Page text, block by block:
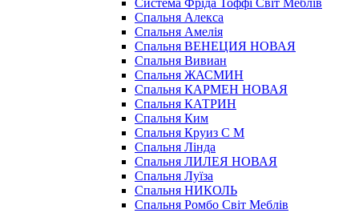
Спальня Алекса
Спальня Амелія
Спальня ВЕНЕЦИЯ НОВАЯ
Спальня Вивиан
Спальня ЖАСМИН
Спальня КАРМЕН НОВАЯ
Спальня КАТРИН
Спальня Ким
Спальня Круиз С М
Спальня Лінда
Спальня ЛИЛЕЯ НОВАЯ
Спальня Луїза
Спальня НИКОЛЬ
Спальня Ромбо Світ Меблів